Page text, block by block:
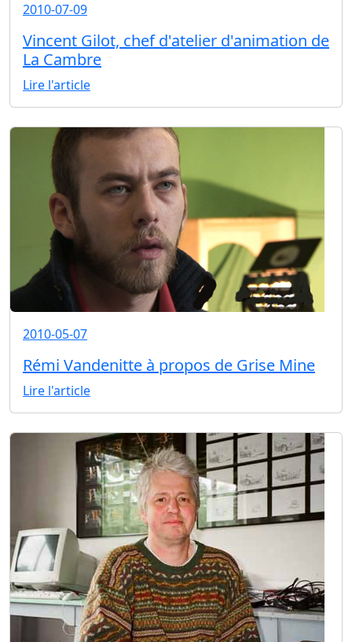
2010-07-09
Vincent Gilot, chef d'atelier d'animation de
La Cambre
Lire l'article
2010-05-07
Rémi Vandenitte à propos de Grise Mine
Lire l'article